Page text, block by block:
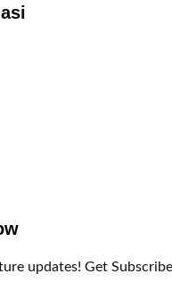
updates! Get